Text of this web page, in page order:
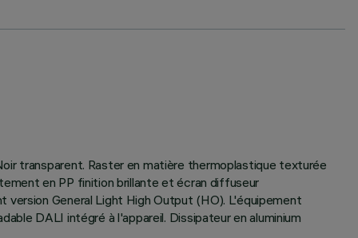
transparent. Raster en matière thermoplastique texturée
en PP finition brillante et écran diffuseur
General Light High Output (HO). L'équipement
DALI intégré à l'appareil. Dissipateur en aluminium